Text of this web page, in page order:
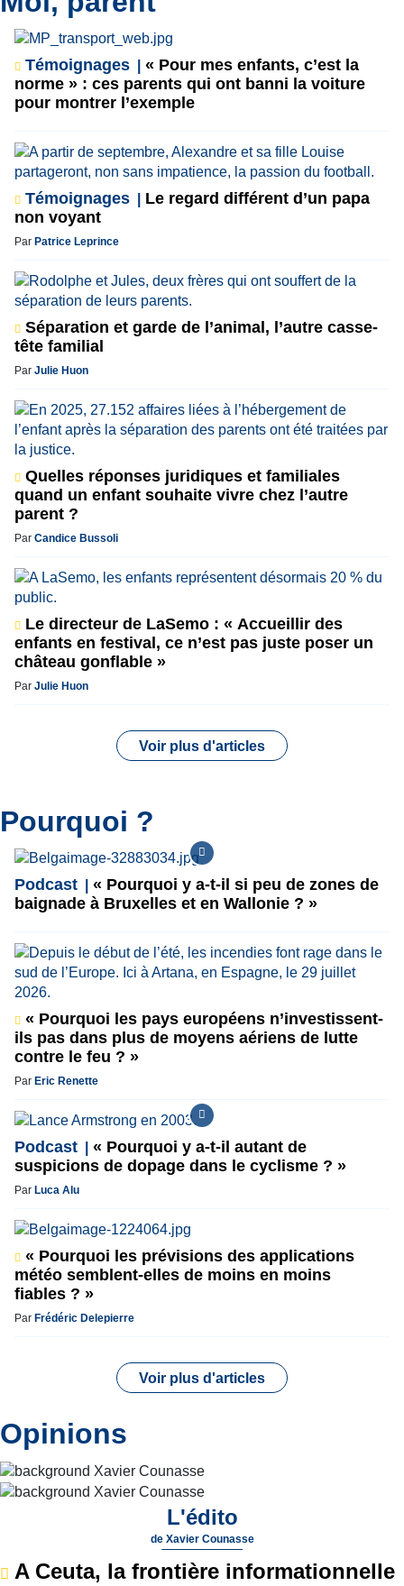
Témoignages
« Pour mes enfants, c’est la
norme » : ces parents qui ont banni la voiture
pour montrer l’exemple
Témoignages
Le regard différent d’un papa
non voyant
Par Patrice Leprince
Séparation et garde de l’animal, l’autre casse-
tête familial
Par Julie Huon
Quelles réponses juridiques et familiales
quand un enfant souhaite vivre chez l’autre
parent ?
Par Candice Bussoli
Le directeur de LaSemo : « Accueillir des
enfants en festival, ce n’est pas juste poser un
château gonflable »
Par Julie Huon
Voir plus d'articles
Pourquoi ?
Podcast
« Pourquoi y a-t-il si peu de zones de
baignade à Bruxelles et en Wallonie ? »
« Pourquoi les pays européens n’investissent-
ils pas dans plus de moyens aériens de lutte
contre le feu ? »
Par Eric Renette
Podcast
« Pourquoi y a-t-il autant de
suspicions de dopage dans le cyclisme ? »
Par Luca Alu
« Pourquoi les prévisions des applications
météo semblent-elles de moins en moins
fiables ? »
Par Frédéric Delepierre
Voir plus d'articles
Opinions
L'édito
de Xavier Counasse
A Ceuta, la frontière informationnelle